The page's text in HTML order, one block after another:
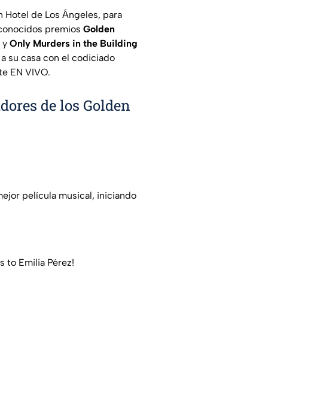
Hotel de Los Ángeles, para
premios Golden
y Only Murders in the Building
su casa con el codiciado
EN VIVO.
de los Golden
película musical, iniciando
to Emilia Pérez!